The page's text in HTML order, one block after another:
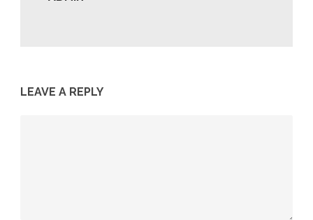
LEAVE A REPLY